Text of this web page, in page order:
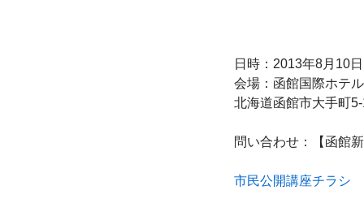
日時：2013年8月10
会場：函館国際ホテ
北海道函館市大手町
問い合わせ：【函館
市民公開講座チラシ